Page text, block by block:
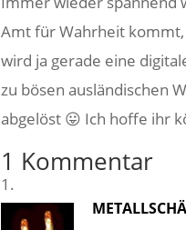
Amt für Wahrheit kommt,
wird ja gerade eine
zu bösen ausländischen
abgelöst 😛 Ich hoffe ihr
1 Kommentar